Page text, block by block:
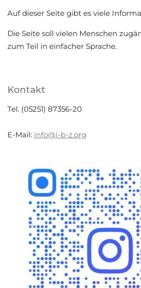
Auf dieser Seite gibt es viele
Die Seite soll vielen Menschen
zum Teil in einfacher Sprache.
Kontakt
Tel. (05251) 87356-20
E-Mail: info@i-b-z.org